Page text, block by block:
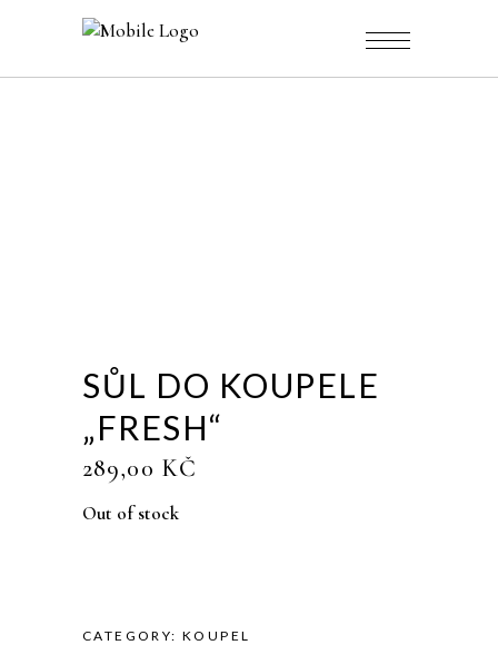
SŮL DO KOUPELE
„FRESH“
289,00 KČ
Out of stock
CATEGORY:KOUPEL